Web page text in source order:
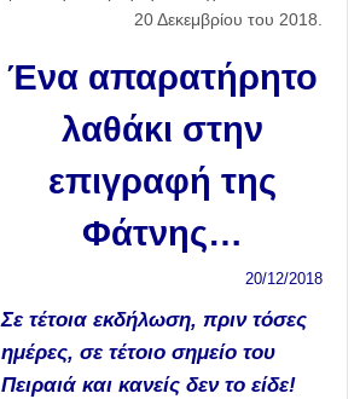
20 Δεκεμβρίου του 2018.
Ένα απαρατήρητο
λαθάκι στην
επιγραφή της
Φάτνης…
20/12/2018
Σε τέτοια εκδήλωση, πριν τόσες
ημέρες, σε τέτοιο σημείο του
Πειραιά και κανείς δεν το είδε!